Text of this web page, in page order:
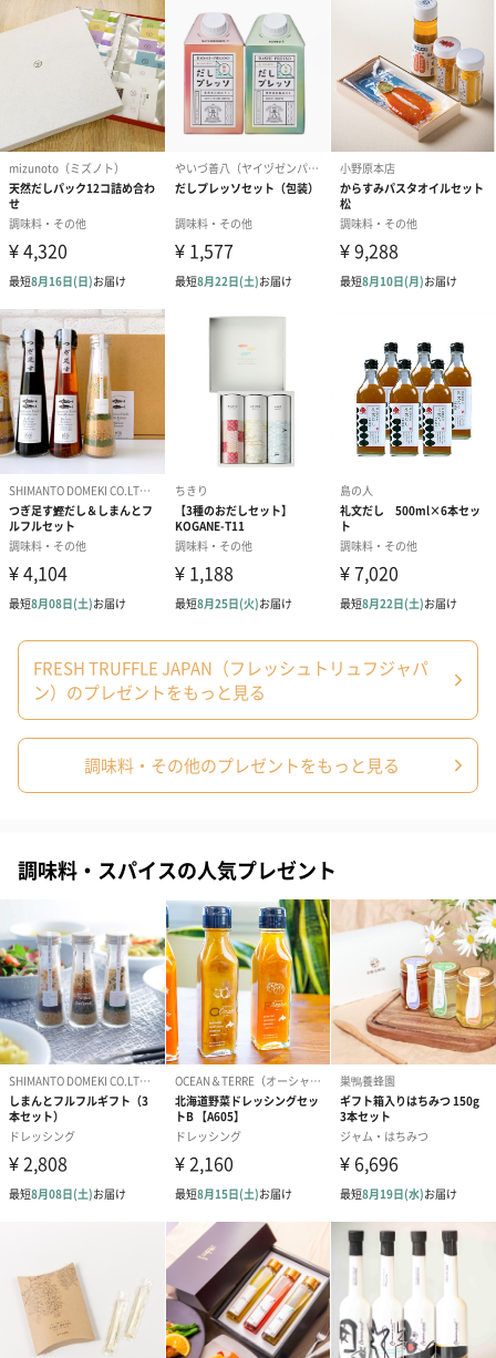
メッセージカード（通常・写真・グリーティング）
誕生日や結婚祝い・出産祝いなど、様々なシーンのメッセージカ
ードを同梱します。
メッセージカードや封筒のデザインは一部変更する場合がありま
す。
写真付きメッセージカ
ード（680円）
写真付きメッセージカ
ード（Thank you）ピ
ンク（680円）
【誕生日】
Birthday ホワ
刷なし）（
包装紙
ラッピングを施してお届けいたします。
ゴールド（390円） ピンク（390円） グリーン（
のしカード
商品の形質上、のしを直接添付できない商品にのし風のカードを
同梱します。
※のし下はご記入いただけません。
※カードのデザインは一部変更する場合があります。
結婚祝い（御結婚御
出産祝い（御出産御
祝）（110円）
内祝い_蝶結
（110円）
結婚祝いちょい足しギフト
結婚祝いギフトへの＋αにおすすめです。新生活を彩るギフトオプ
FRESH TRUFFLE JAPAN（フレッシュトリュフジャパ
ン）のプレゼントをもっと見る
調味料・その他のプレゼントをもっと見る
調味料・スパイスの人気プレゼント